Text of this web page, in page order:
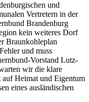
und
Vertretern in der
Brandenburg
kein weiteres Dorf
Braunkohleplan
und muss
Vorstand Lutz-
wir die klare
auf Heimat und Eigentum
eines ausländischen